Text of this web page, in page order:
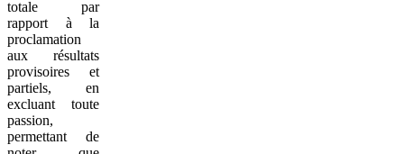
totale par
rapport à la
proclamation
aux résultats
provisoires et
partiels, en
excluant toute
passion,
permettant de